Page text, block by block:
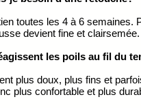
toutes les 4 à 6 semaines.
devient fine et clairsemée.
les poils au fil du
plus doux, plus fins et
plus confortable et plus